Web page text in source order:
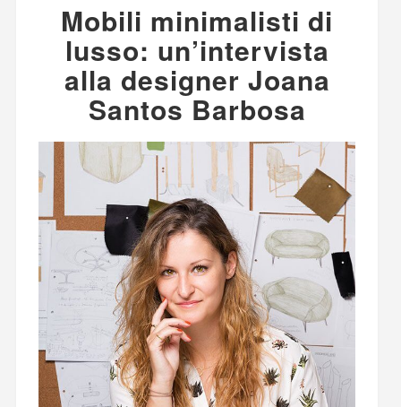
Mobili minimalisti di
lusso: un’intervista
alla designer Joana
Santos Barbosa